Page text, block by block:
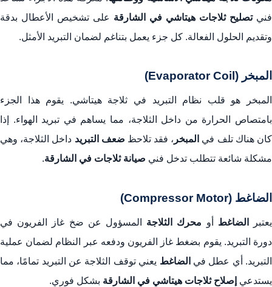
فنيتصليح ثلاجات هيتاشي في الشارقة على تشخيص الأعطال بدقة
وتقديم الحلول الفعالة. كل جزء يعمل بتناغم لضمان التبريد الأمثل.
المبخر (Evaporator Coil)
المبخر هو قلب نظام التبريد في ثلاجة هيتاشي. يقوم هذا الجزء
بامتصاص الحرارة من داخل الثلاجة، مما يساهم في تبريد الهواء. إذا
كان هناك تلف في المبخر ، فقد تلاحظ ضعف التبريد داخل الثلاجة، وهي
مشكلة شائعة تتطلب تدخل فني صيانة ثلاجات في الشارقة.
الضاغط (Compressor Motor)
يعتبر الضاغط أو محرك الثلاجة المسؤول عن ضخ غاز الفريون في
دورة التبريد. يقوم بضغط غاز الفريون ودفعه عبر النظام لضمان عملية
التبريد. أي عطل في الضاغط يعني توقف الثلاجة عن التبريد تمامًا، مما
يستدعي إصلاح ثلاجات هيتاشي في الشارقة بشكل فوري.